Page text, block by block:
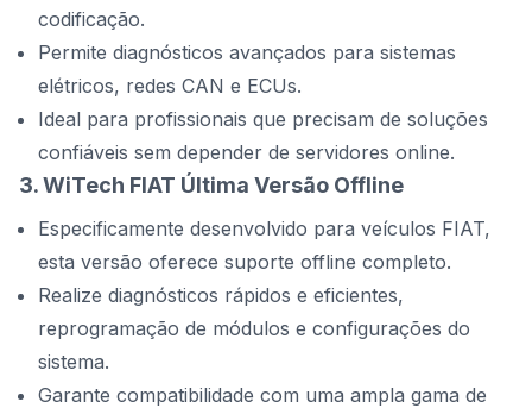
codificação.
Permite diagnósticos avançados para sistemas
elétricos, redes CAN e ECUs.
Ideal para profissionais que precisam de soluções
confiáveis sem depender de servidores online.
3. WiTech FIAT Última Versão Offline
Especificamente desenvolvido para veículos FIAT,
esta versão oferece suporte offline completo.
Realize diagnósticos rápidos e eficientes,
reprogramação de módulos e configurações do
sistema.
Garante compatibilidade com uma ampla gama de